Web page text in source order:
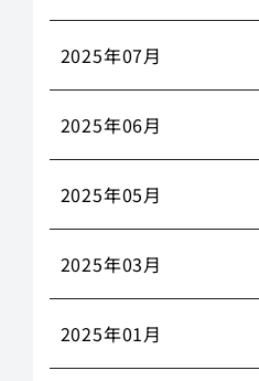
2025年07月
2025年06月
2025年05月
2025年03月
2025年01月